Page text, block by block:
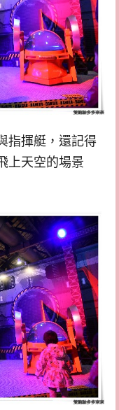
指揮艇，還記得
上天空的場景